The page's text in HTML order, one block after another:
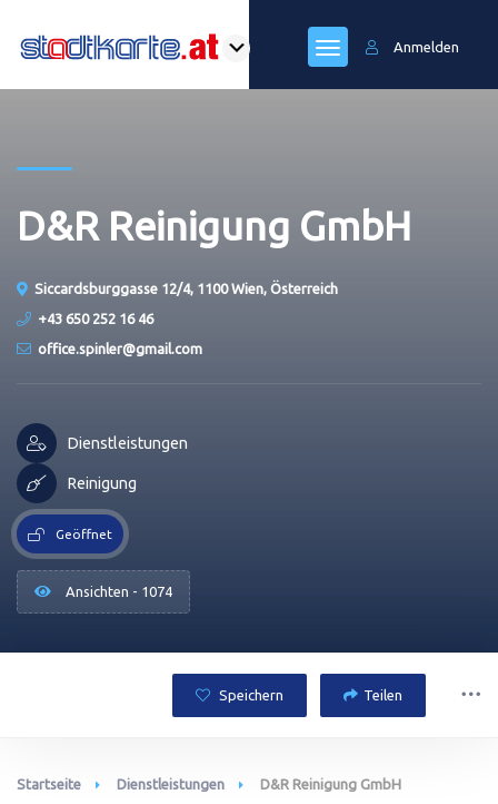
Anmelden
D&R Reinigung GmbH
Siccardsburggasse 12/4, 1100 Wien, Österreich
+43 650 252 16 46
office.spinler@gmail.com
Dienstleistungen
Reinigung
Geöffnet
Ansichten - 1074
Speichern Teilen
Startseite Dienstleistungen D&R Reinigung GmbH